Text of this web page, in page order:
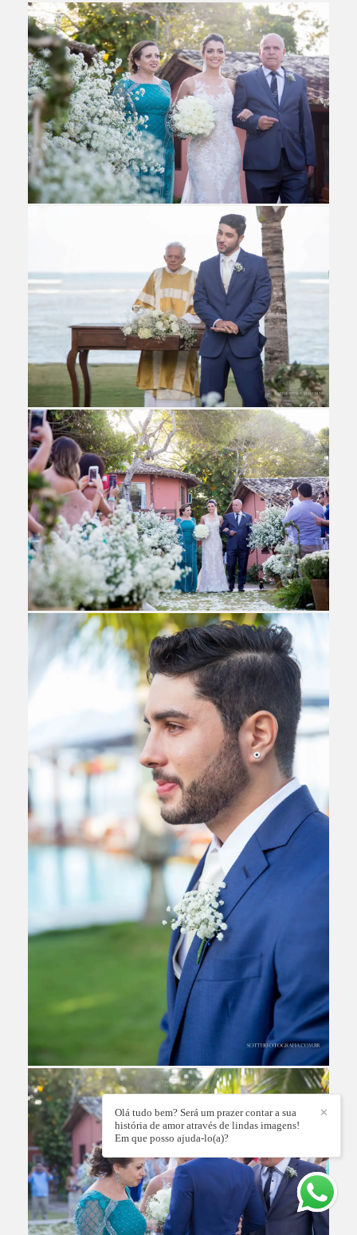
✕
Olá tudo bem? Será um prazer contar a sua
história de amor através de lindas imagens!
Em que posso ajuda-lo(a)?